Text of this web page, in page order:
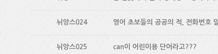
뉘앙스024 영어 초보들의 공공의 적, 전화번호
뉘앙스025 can이 어린이용 단어라고???